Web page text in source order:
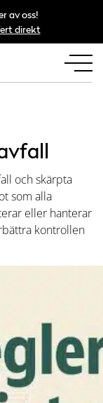
av oss!
direkt
och skärpta
som alla
eller hanterar
kontrollen